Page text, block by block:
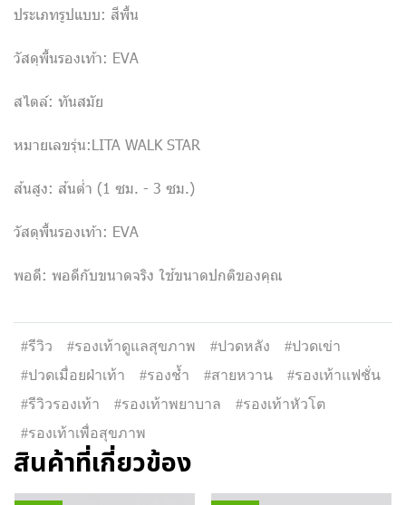
ประเภทรูปแบบ: สีพื้น
วัสดุพื้นรองเท้า: EVA
สไตล์: ทันสมัย
หมายเลขรุ่น:LITA WALK STAR
ส้นสูง: ส้นต่ำ (1 ซม. - 3 ซม.)
วัสดุพื้นรองเท้า: EVA
พอดี: พอดีกับขนาดจริง ใช้ขนาดปกติของคุณ
#รีวิว #รองเท้าดูแลสุขภาพ #ปวดหลัง
#ปวดเข่า
#ปวดเมื่อยฝ่าเท้า
#รองช้ำ #สายหวาน
#รองเท้าแฟชั่น
#รีวิวรองเท้า
#รองเท้าพยาบาล
#รองเท้าหัวโต
#รองเท้าเพื่อสุขภาพ
สินค้าที่เกี่ยวข้อง